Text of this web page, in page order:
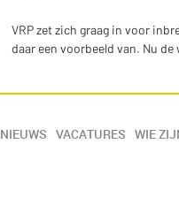
VRP zet zich graag in voor
daar een voorbeeld van. Nu
NIEUWS VACATURES WIE